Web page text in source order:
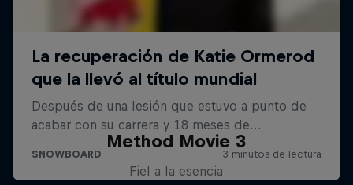
Method Movie 3
Fiel a la esencia